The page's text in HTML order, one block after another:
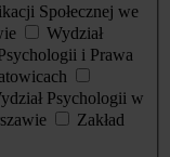
Społecznej we
Wydział
i Prawa
Psychologii w
Zakład